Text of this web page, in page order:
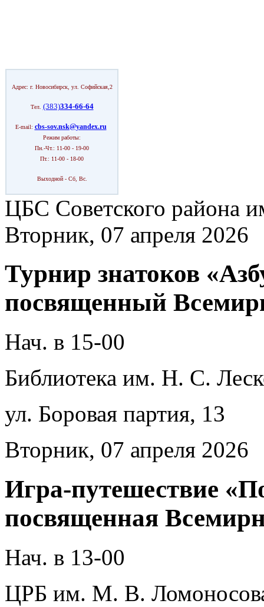
Адрес: г. Новосибирск, ул. Софийская,2
Тел. (383)334-66-64
E-mail: cbs-sov.nsk@yandex.ru
Режим работы:
Пн.-Чт.: 11-00 - 19-00
Пт.: 11-00 - 18-00
Выходной - Сб, Вс.
ЦБС Советского района
Вторник, 07 апреля 2026
Турнир знатоков
посвященный
Нач. в 15-00
Библиотека им. Н. С.
ул. Боровая партия, 13
Вторник, 07 апреля 2026
Игра-путешествие
посвященная
Нач. в 13-00
ЦРБ им. М. В.